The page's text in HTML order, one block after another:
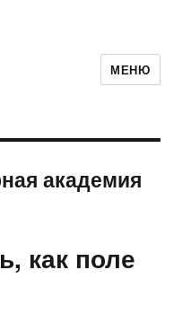
МЕНЮ
академия
как поле